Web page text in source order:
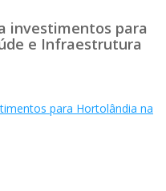
investimentos para
e Infraestrutura